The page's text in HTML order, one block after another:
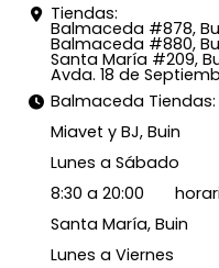
Tiendas:
Balmaceda #878,
Balmaceda #880,
Santa María #209,
Avda. 18 de
Balmaceda Tiendas:
Miavet y BJ, Buin
Lunes a Sábado
8:30 a 20:00
Santa María, Buin
Lunes a Viernes